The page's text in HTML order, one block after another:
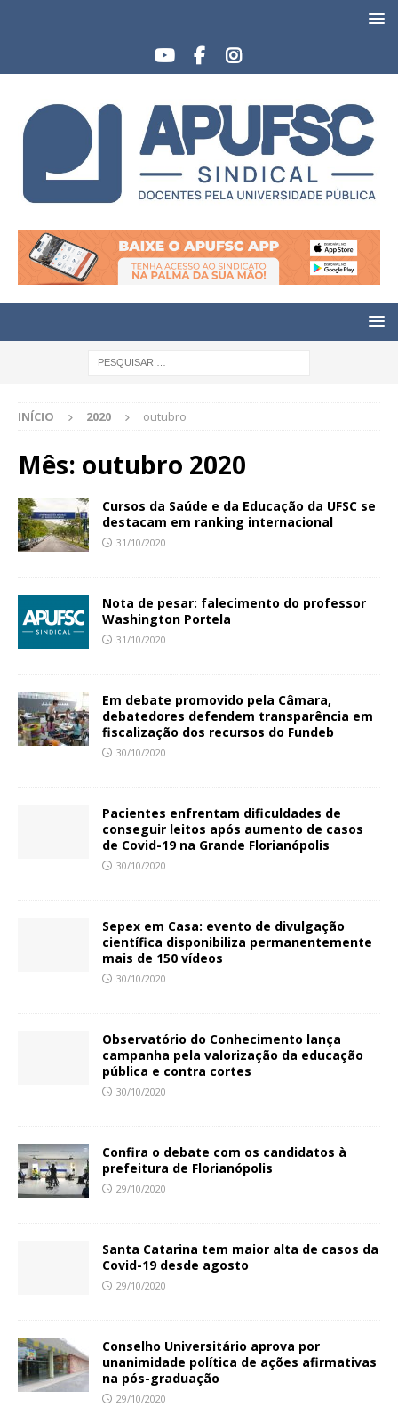
INÍCIO 2020 outubro
Mês: outubro 2020
Cursos da Saúde e da Educação da UFSC se
destacam em ranking internacional
31/10/2020
Nota de pesar: falecimento do professor
Washington Portela
31/10/2020
Em debate promovido pela Câmara,
debatedores defendem transparência em
fiscalização dos recursos do Fundeb
30/10/2020
Pacientes enfrentam dificuldades de
conseguir leitos após aumento de casos
de Covid-19 na Grande Florianópolis
30/10/2020
Sepex em Casa: evento de divulgação
científica disponibiliza permanentemente
mais de 150 vídeos
30/10/2020
Observatório do Conhecimento lança
campanha pela valorização da educação
pública e contra cortes
30/10/2020
Confira o debate com os candidatos à
prefeitura de Florianópolis
29/10/2020
Santa Catarina tem maior alta de casos da
Covid-19 desde agosto
29/10/2020
Conselho Universitário aprova por
unanimidade política de ações afirmativas
na pós-graduação
29/10/2020